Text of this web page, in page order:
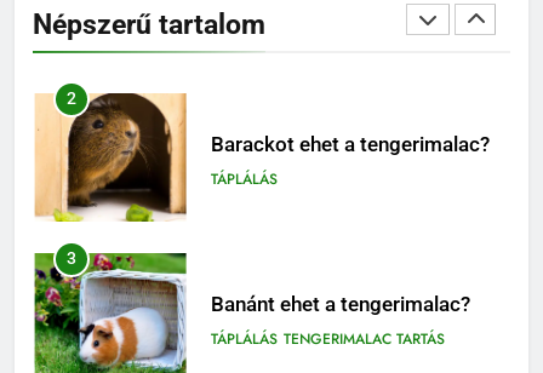
Népszerű tartalom
TÁPLÁLÁS
3
Banánt ehet a tengerimalac?
TÁPLÁLÁS
4
Kopasz tengerimalac tartása:
minden, amit tudnod kell